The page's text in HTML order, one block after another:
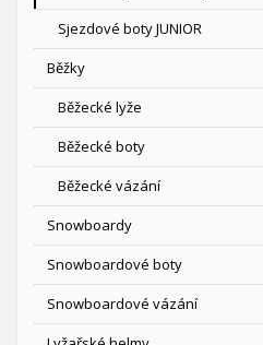
Sjezdové boty JUNIOR
Běžky
Běžecké lyže
Běžecké boty
Běžecké vázání
Snowboardy
Snowboardové boty
Snowboardové vázání